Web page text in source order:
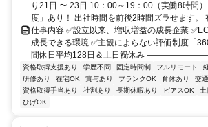
り21日 〜 23日 10：00～19：00（実働8時間
度」あり！ 出社時間を前後2時間ズラせます。
仕事内容 ✅設立以来、増収増益の成長企業
成長できる環境 ✅主観によらない評価制度「
間休日平均128日＆土日祝休み
資格取得支援あり 学歴不問 固定時間制 フルリモート
研修あり
在宅OK 賞与あり ブランクOK 育休あり 交
資格取得手当あり
社割あり 長期休暇あり ピアスOK 土
ひげOK